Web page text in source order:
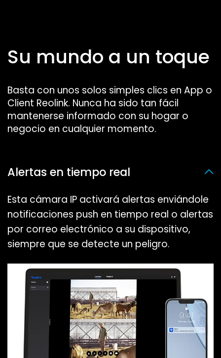
Su mundo a un toque
Basta con unos solos simples clics en App o
Client Reolink. Nunca ha sido tan fácil
mantenerse informado con su hogar o
negocio en cualquier momento.
Alertas en tiempo real
Esta cámara IP activará alertas enviándole
notificaciones push en tiempo real o alertas
por correo electrónico a su dispositivo,
siempre que se detecte un peligro.